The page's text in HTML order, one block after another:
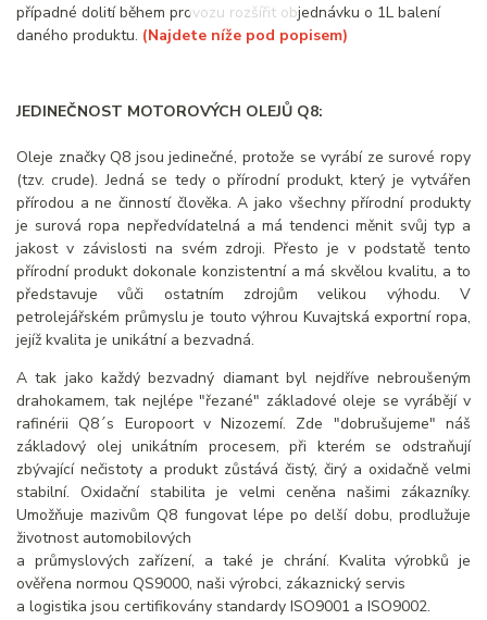
případné dolití během provozu rozšířit objednávku o 1L balení
daného produktu. (Najdete níže pod popisem)
JEDINEČNOST MOTOROVÝCH OLEJŮ Q8:
Oleje značky Q8 jsou jedinečné, protože se vyrábí ze surové ropy
(tzv. crude). Jedná se tedy o přírodní produkt, který je vytvářen
přírodou a ne činností člověka. A jako všechny přírodní produkty
je surová ropa nepředvídatelná a má tendenci měnit svůj typ a
jakost v závislosti na svém zdroji. Přesto je v podstatě tento
přírodní produkt dokonale konzistentní a má skvělou kvalitu, a to
představuje vůči ostatním zdrojům velikou výhodu. V
petrolejářském průmyslu je touto výhrou Kuvajtská exportní ropa,
jejíž kvalita je unikátní a bezvadná.
A tak jako každý bezvadný diamant byl nejdříve nebroušeným
drahokamem, tak nejlépe "řezané" základové oleje se vyrábějí v
rafinérii Q8´s Europoort v Nizozemí. Zde "dobrušujeme" náš
základový olej unikátním procesem, při kterém se odstraňují
zbývající nečistoty a produkt zůstává čistý, čirý a oxidačně velmi
stabilní. Oxidační stabilita je velmi ceněna našimi zákazníky.
Umožňuje mazivům Q8 fungovat lépe po delší dobu, prodlužuje
životnost automobilových
a průmyslových zařízení, a také je chrání. Kvalita výrobků je
ověřena normou QS9000, naši výrobci, zákaznický servis
a logistika jsou certifikovány standardy ISO9001 a ISO9002.